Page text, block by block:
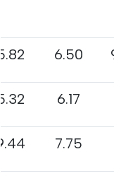
6.50
5.82
6.17
5.32
7.75
9.44